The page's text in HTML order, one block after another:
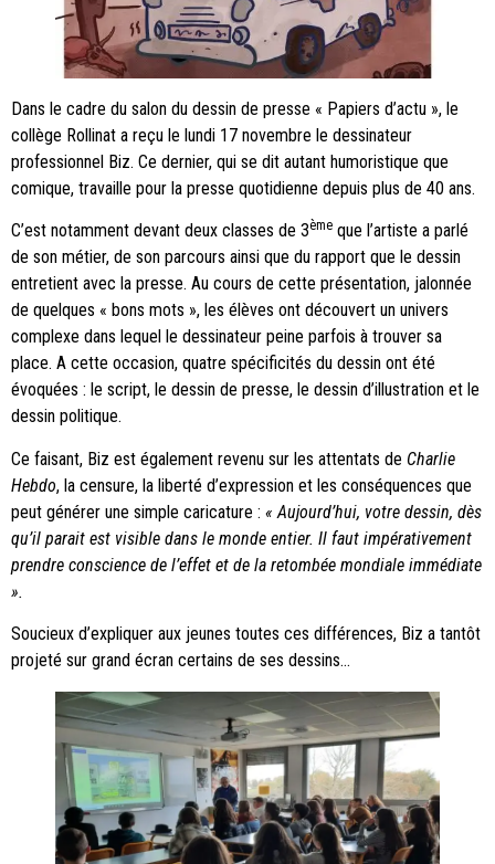
Dans le cadre du salon du dessin de presse « Papiers d’actu », le
collège Rollinat a reçu le lundi 17 novembre le dessinateur
professionnel Biz. Ce dernier, qui se dit autant humoristique que
comique, travaille pour la presse quotidienne depuis plus de 40 ans.
C’est notamment devant deux classes de 3ème que l’artiste a parlé
de son métier, de son parcours ainsi que du rapport que le dessin
entretient avec la presse. Au cours de cette présentation, jalonnée
de quelques « bons mots », les élèves ont découvert un univers
complexe dans lequel le dessinateur peine parfois à trouver sa
place. A cette occasion, quatre spécificités du dessin ont été
évoquées : le script, le dessin de presse, le dessin d’illustration et le
dessin politique.
Ce faisant, Biz est également revenu sur les attentats de Charlie
Hebdo, la censure, la liberté d’expression et les conséquences que
peut générer une simple caricature : « Aujourd’hui, votre dessin, dès
qu’il parait est visible dans le monde entier. Il faut impérativement
prendre conscience de l’effet et de la retombée mondiale immédiate
».
Soucieux d’expliquer aux jeunes toutes ces différences, Biz a tantôt
projeté sur grand écran certains de ses dessins…